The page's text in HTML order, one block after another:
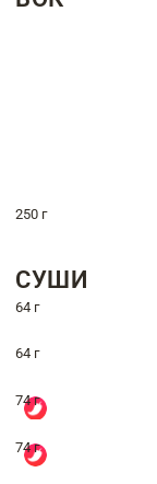
250 г
СУШИ
64 г
64 г
74 г
74 г